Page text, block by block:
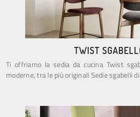
TWIST
Ti offriamo la sedia da cucina Twist
moderne, tra le più originali Sedie sgabelli